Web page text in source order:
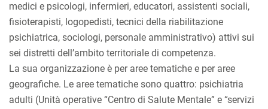
medici e psicologi, infermieri, educatori, assistenti sociali,
fisioterapisti, logopedisti, tecnici della riabilitazione
psichiatrica, sociologi, personale amministrativo) attivi sui
sei distretti dell’ambito territoriale di competenza.
La sua organizzazione è per aree tematiche e per aree
geografiche. Le aree tematiche sono quattro: psichiatria
adulti (Unità operative “Centro di Salute Mentale” e “servizi